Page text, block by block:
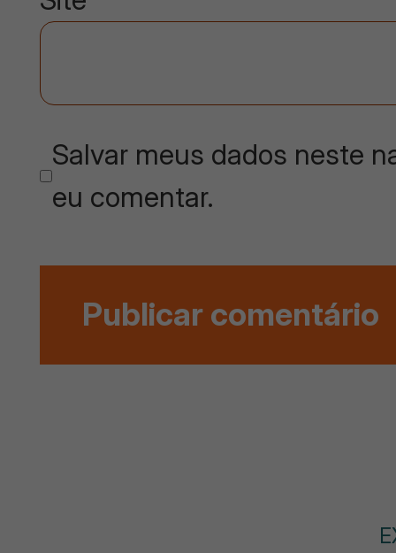
Salvar meus dados neste
eu comentar.